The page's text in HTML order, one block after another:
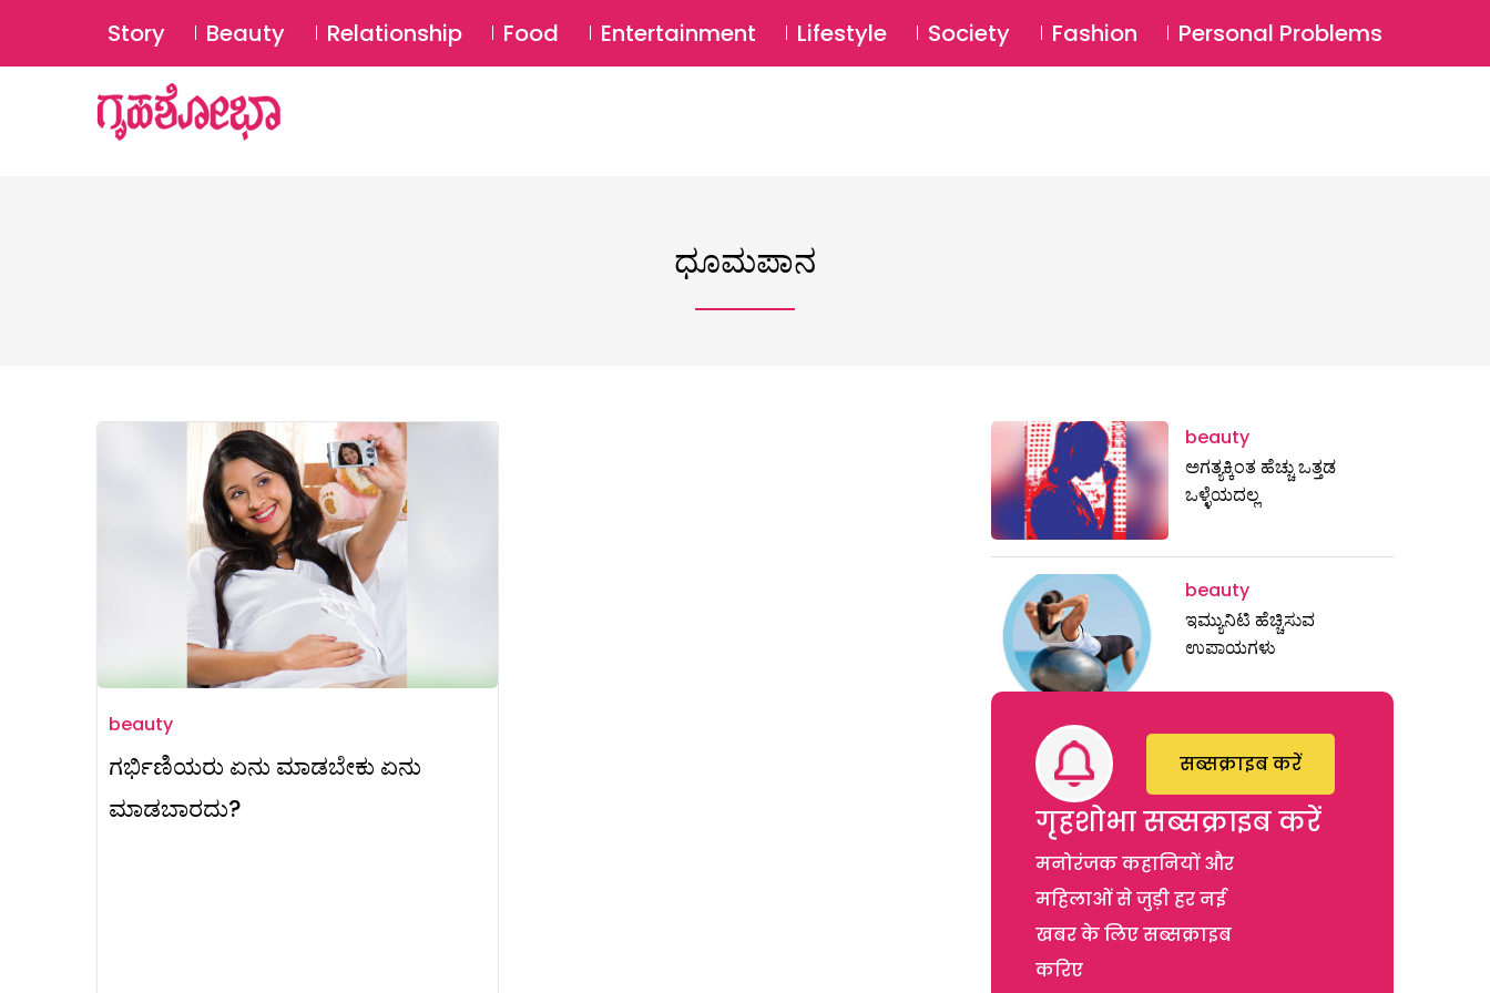
SUBSCRIBE Login ⚲
Story Beauty Relationship Food Entertainment Lifestyle Society Fashion Personal Problems
ಧೂಮಪಾನ
beauty
ಗರ್ಭಿಣಿಯರು ಏನು ಮಾಡಬೇಕು ಏನು
ಮಾಡಬಾರದು?
beauty
ಅಗತ್ಯಕ್ಕಿಂತ ಹೆಚ್ಚು ಒತ್ತಡ
ಒಳ್ಳೆಯದಲ್ಲ
beauty
ಇಮ್ಯುನಿಟಿ ಹೆಚ್ಚಿಸುವ
ಉಪಾಯಗಳು
गृहशोभा सब्सक्राइब करें
मनोरंजक कहानियों और
महिलाओं से जुड़ी हर नई
खबर के लिए सब्सक्राइब
करिए
सब्सक्राइब करें